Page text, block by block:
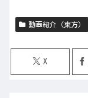
動画紹介（東方）
X